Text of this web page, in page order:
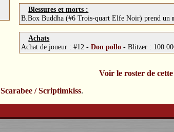
Blessures et morts :
B.Box Buddha (#6 Trois-quart Elfe Noir) prend un
Achats
Achat de joueur : #12 - Don pollo- Blitzer :
Voir le roster de
Scarabee / Scriptimkiss.